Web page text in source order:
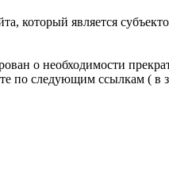
который является
о необходимости
по следующим ссылкам ( в